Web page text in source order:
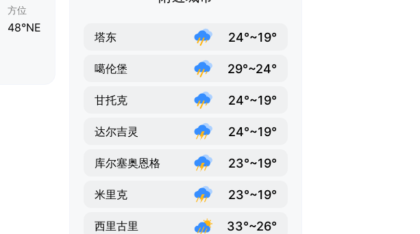
方位
48°NE
塔东 24°~19°
噶伦堡 29°~24°
甘托克 24°~19°
达尔吉灵 24°~19°
库尔塞奥恩格 23°~19°
米里克 23°~19°
西里古里 33°~26°